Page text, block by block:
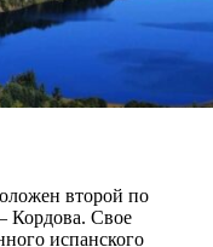
второй по
Кордова. Свое
испанского